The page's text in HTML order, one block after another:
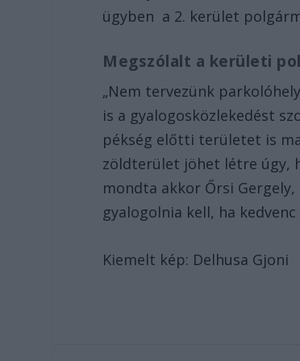
ügyben a 2. kerület
Megszólalt a kerületi
„Nem tervezünk
is a gyalogosközlekedést
pékség előtti területet is
zöldterület jöhet létre úgy,
mondta akkor Őrsi
gyalogolnia kell, ha
Kiemelt kép: Delhusa Gjoni